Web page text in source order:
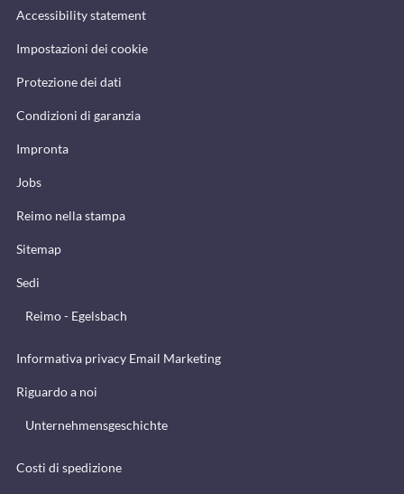
Accessibility statement
Impostazioni dei cookie
Protezione dei dati
Condizioni di garanzia
Impronta
Jobs
Reimo nella stampa
Sitemap
Sedi
Reimo - Egelsbach
Informativa privacy Email Marketing
Riguardo a noi
Unternehmensgeschichte
Costi di spedizione